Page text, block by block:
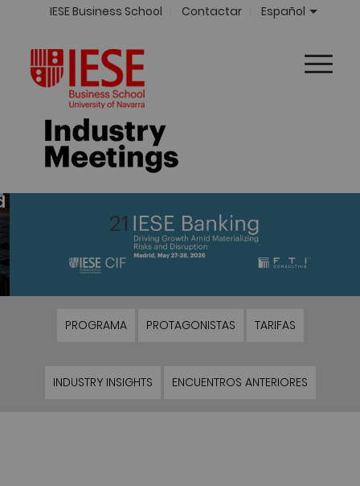
IESE Business School Contactar Español
PROGRAMA PROTAGONISTAS TARIFAS
INDUSTRY INSIGHTS ENCUENTROS ANTERIORES